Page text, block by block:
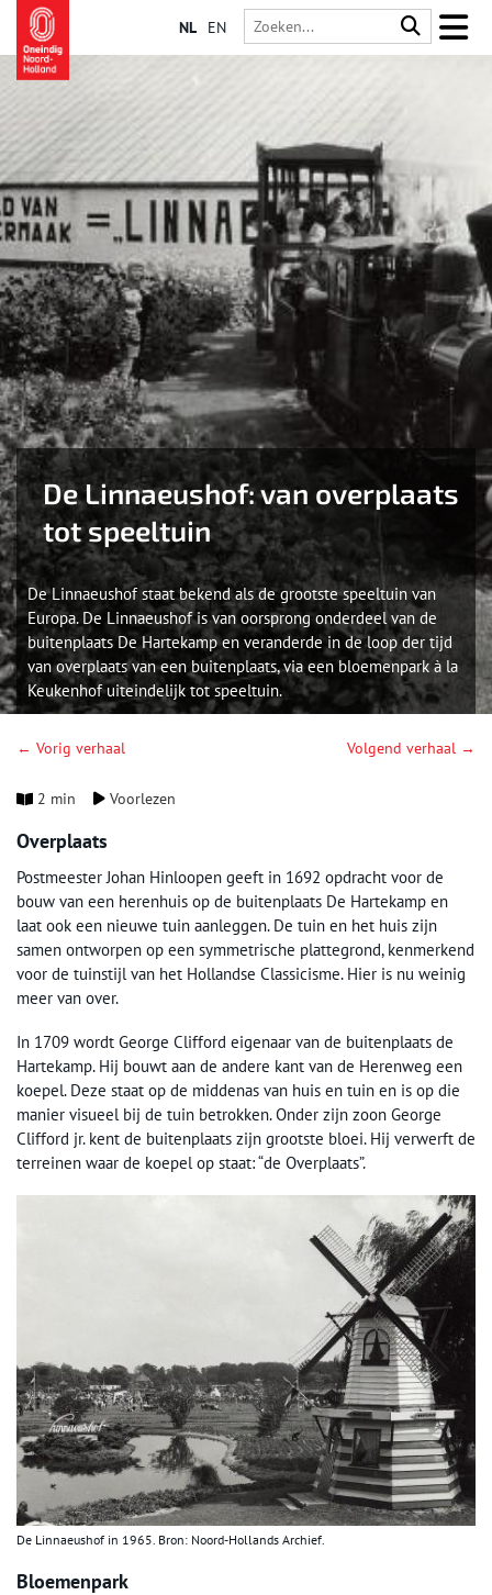
NL EN
De Linnaeushof: van overplaats
tot speeltuin
De Linnaeushof staat bekend als de grootste speeltuin van
Europa. De Linnaeushof is van oorsprong onderdeel van de
buitenplaats De Hartekamp en veranderde in de loop der tijd
van overplaats van een buitenplaats, via een bloemenpark à la
Keukenhof uiteindelijk tot speeltuin.
← Vorig verhaal Volgend verhaal →
2 min Voorlezen
Overplaats
Postmeester Johan Hinloopen geeft in 1692 opdracht voor de
bouw van een herenhuis op de buitenplaats De Hartekamp en
laat ook een nieuwe tuin aanleggen. De tuin en het huis zijn
samen ontworpen op een symmetrische plattegrond, kenmerkend
voor de tuinstijl van het Hollandse Classicisme. Hier is nu weinig
meer van over.
In 1709 wordt George Clifford eigenaar van de buitenplaats de
Hartekamp. Hij bouwt aan de andere kant van de Herenweg een
koepel. Deze staat op de middenas van huis en tuin en is op die
manier visueel bij de tuin betrokken. Onder zijn zoon George
Clifford jr. kent de buitenplaats zijn grootste bloei. Hij verwerft de
terreinen waar de koepel op staat: “de Overplaats”.
De Linnaeushof in 1965. Bron: Noord-Hollands Archief.
Bloemenpark